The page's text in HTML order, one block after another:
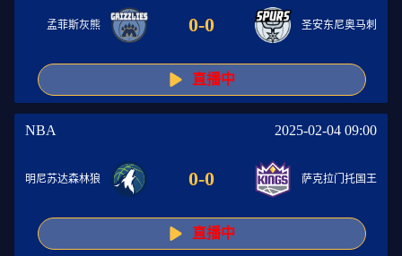
孟菲斯灰熊 0-0 圣安东尼奥马刺
直播中
NBA 2025-02-04 09:00
明尼苏达森林狼 0-0 萨克拉门托国王
直播中